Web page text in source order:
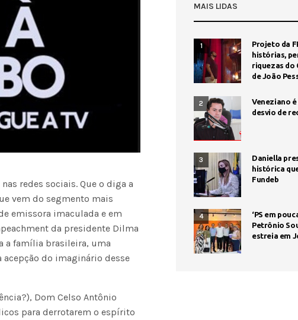
redes sociais. Que o diga a
vem do segmento mais
emissora imaculada e em
da presidente Dilma
a família brasileira, uma
acepção do imaginário desse
Dom Celso Antônio
para derrotarem o espírito
MAIS LIDAS
1
Projeto da
histórias,
riquezas do
de João
2
Veneziano
desvio de
3
Daniella
histórica
Fundeb
4
‘PS em
Petrônio
estreia em